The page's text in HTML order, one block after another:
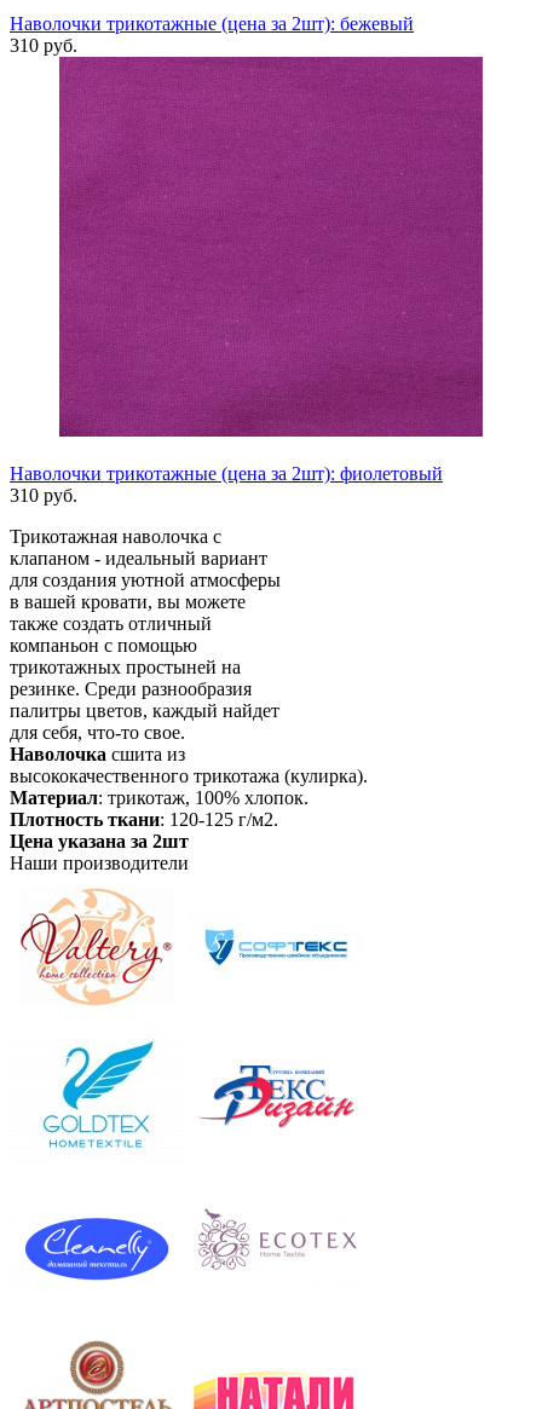
Наволочки трикотажные (цена за 2шт): бежевый
310 руб.
Наволочки трикотажные (цена за 2шт): фиолетовый
310 руб.
Трикотажная наволочка с
клапаном - идеальный вариант
для создания уютной атмосферы
в вашей кровати, вы можете
также создать отличный
компаньон с помощью
трикотажных простыней на
резинке. Среди разнообразия
палитры цветов, каждый найдет
для себя, что-то свое.
Наволочка сшита из
высококачественного трикотажа (кулирка).
Материал: трикотаж, 100% хлопок.
Плотность ткани: 120-125 г/м2.
Цена указана за 2шт
Наши производители